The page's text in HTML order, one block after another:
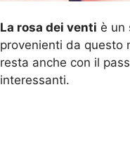
La rosa dei venti è un
provenienti da questo
resta anche con il
interessanti.